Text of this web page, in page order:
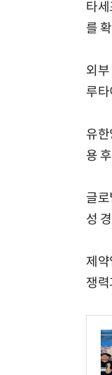
타
를
외
루
유
용
글
성
제
쟁